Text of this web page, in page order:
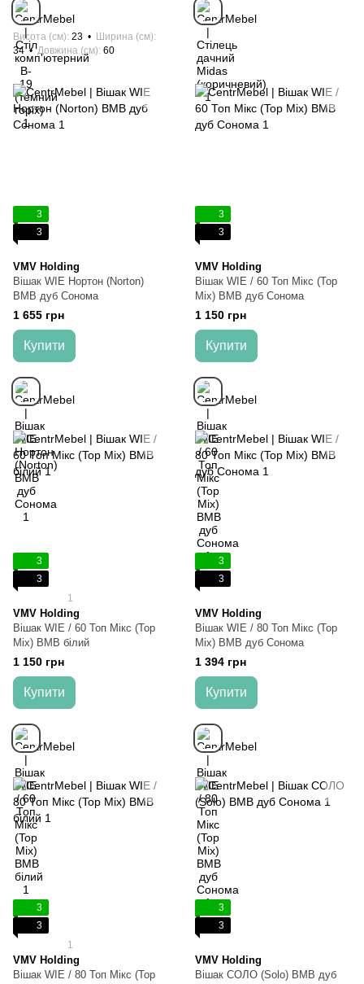
Висота (см) 23
Ширина (см)
34
Довжина (см) 60
3
3
VMV Holding
Вішак WIE Нортон (Norton)
ВМВ дуб Сонома
1 655 грн
Купити
3
3
VMV Holding
Вішак WIE / 60 Топ Мікс (Top
Mix) ВМВ дуб Сонома
1 150 грн
Купити
3
3
1
VMV Holding
Вішак WIE / 60 Топ Мікс (Top
Mix) ВМВ білий
1 150 грн
Купити
3
3
VMV Holding
Вішак WIE / 80 Топ Мікс (Top
Mix) ВМВ дуб Сонома
1 394 грн
Купити
3
3
1
VMV Holding
Вішак WIE / 80 Топ Мікс (Top
3
3
VMV Holding
Вішак СОЛО (Solo) ВМВ дуб